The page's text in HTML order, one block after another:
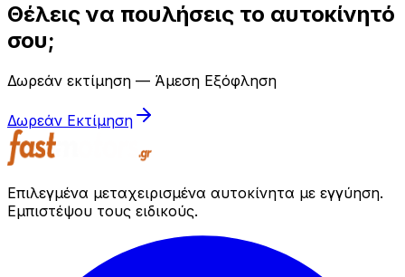
Θέλεις να πουλήσεις το αυτοκίνητό
σου;
Δωρεάν εκτίμηση — Άμεση Εξόφληση
Δωρεάν Εκτίμηση
Επιλεγμένα μεταχειρισμένα αυτοκίνητα με εγγύηση.
Εμπιστέψου τους ειδικούς.